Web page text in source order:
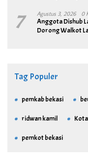
7 Agustus 3, 2026 0
Anggota Dishub
Dorong Walkot
Tag Populer
pemkab bekasi
ridwan kamil
pemkot bekasi